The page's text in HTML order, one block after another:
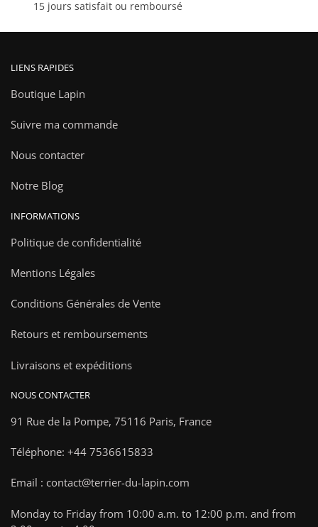
produit
15 jours satisfait ou remboursé
LIENS RAPIDES
Boutique Lapin
Suivre ma commande
Nous contacter
Notre Blog
INFORMATIONS
Politique de confidentialité
Mentions Légales
Conditions Générales de Vente
Retours et remboursements
Livraisons et expéditions
NOUS CONTACTER
91 Rue de la Pompe, 75116 Paris, France
Téléphone: +44 7536615833
Email : contact@terrier-du-lapin.com
Monday to Friday from 10:00 a.m. to 12:00 p.m. and from